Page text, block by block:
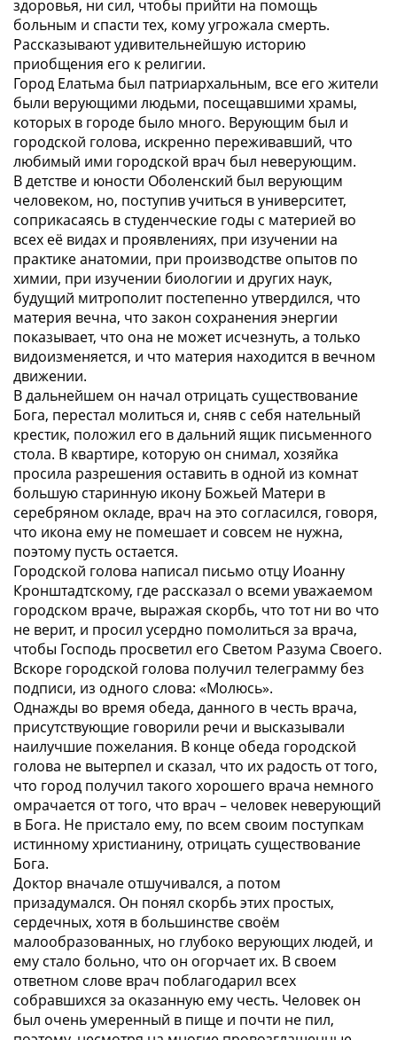
здоровья, ни сил, чтобы прийти на помощь
больным и спасти тех, кому угрожала смерть.
Рассказывают удивительнейшую историю
приобщения его к религии.
Город Елатьма был патриархальным, все его жители
были верующими людьми, посещавшими храмы,
которых в городе было много. Верующим был и
городской голова, искренно переживавший, что
любимый ими городской врач был неверующим.
В детстве и юности Оболенский был верующим
человеком, но, поступив учиться в университет,
соприкасаясь в студенческие годы с материей во
всех её видах и проявлениях, при изучении на
практике анатомии, при производстве опытов по
химии, при изучении биологии и других наук,
будущий митрополит постепенно утвердился, что
материя вечна, что закон сохранения энергии
показывает, что она не может исчезнуть, а только
видоизменяется, и что материя находится в вечном
движении.
В дальнейшем он начал отрицать существование
Бога, перестал молиться и, сняв с себя нательный
крестик, положил его в дальний ящик письменного
стола. В квартире, которую он снимал, хозяйка
просила разрешения оставить в одной из комнат
большую старинную икону Божьей Матери в
серебряном окладе, врач на это согласился, говоря,
что икона ему не помешает и совсем не нужна,
поэтому пусть остается.
Городской голова написал письмо отцу Иоанну
Кронштадтскому, где рассказал о всеми уважаемом
городском враче, выражая скорбь, что тот ни во что
не верит, и просил усердно помолиться за врача,
чтобы Господь просветил его Светом Разума Своего.
Вскоре городской голова получил телеграмму без
подписи, из одного слова: «Молюсь».
Однажды во время обеда, данного в честь врача,
присутствующие говорили речи и высказывали
наилучшие пожелания. В конце обеда городской
голова не вытерпел и сказал, что их радость от того,
что город получил такого хорошего врача немного
омрачается от того, что врач – человек неверующий
в Бога. Не пристало ему, по всем своим поступкам
истинному христианину, отрицать существование
Бога.
Доктор вначале отшучивался, а потом
призадумался. Он понял скорбь этих простых,
сердечных, хотя в большинстве своём
малообразованных, но глубоко верующих людей, и
ему стало больно, что он огорчает их. В своем
ответном слове врач поблагодарил всех
собравшихся за оказанную ему честь. Человек он
был очень умеренный в пище и почти не пил,